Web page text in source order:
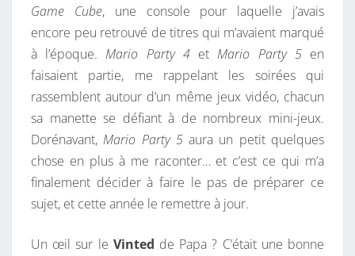
Game Cube, une console pour laquelle j’avais
encore peu retrouvé de titres qui m’avaient marqué
à l’époque.Mario Party 4etMario Party 5en
faisaient partie, me rappelant les soirées qui
rassemblent autour d’un même jeux vidéo, chacun
sa manette se défiant à de nombreux mini-jeux.
Dorénavant,Mario Party 5aura un petit quelques
chose en plus à me raconter… et c’est ce qui m’a
finalement décider à faire le pas de préparer ce
sujet, et cette année le remettre à jour.
Un œil sur le Vinted de Papa ? C’était une bonne